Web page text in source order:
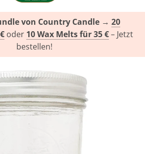
von Country Candle → 20
oder 10 Wax Melts für 35 €– Jetzt
bestellen!